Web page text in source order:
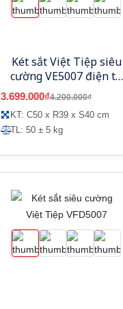
Két sắt Việt Tiệp siêu
cường VE5007 điện tử
màu vàng đồng -
Model mới
3.699.000₫4.200.000₫
KT: C50 x R39 x S40 cm
TL: 50 ± 5 kg